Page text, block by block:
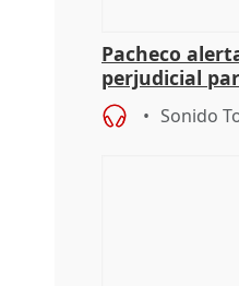
Pacheco
perjudicial
agricultura
Sonido